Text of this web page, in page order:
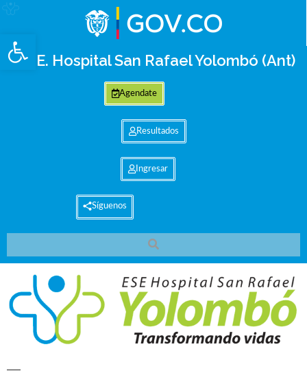
Abrir barra de herramientas
E.S.E. Hospital San Rafael Yolombó (Ant)
Agendate
Resultados
Ingresar
Síguenos